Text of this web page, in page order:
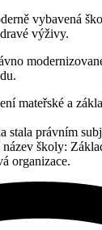
vybavená
výživy.
mateřské a
stala právním
školy:
organizace.